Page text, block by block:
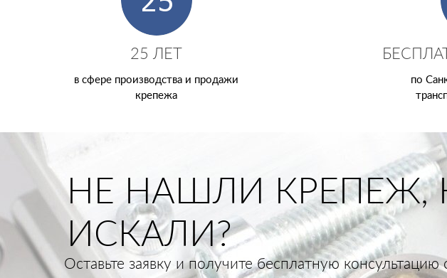
25 ЛЕТ
в сфере производства и продажи
крепежа
по
НЕ НАШЛИ КРЕПЕЖ,
ИСКАЛИ?
Оставьте заявку и получите бесплатную консультацию